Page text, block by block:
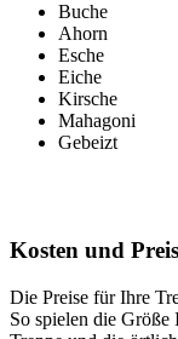
Buche
Ahorn
Esche
Eiche
Kirsche
Mahagoni
Gebeizt
Kosten und
Die Preise für Ihre
So spielen die Größe